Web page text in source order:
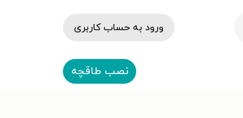
ورود به حساب کاربری
نصب طاقچه